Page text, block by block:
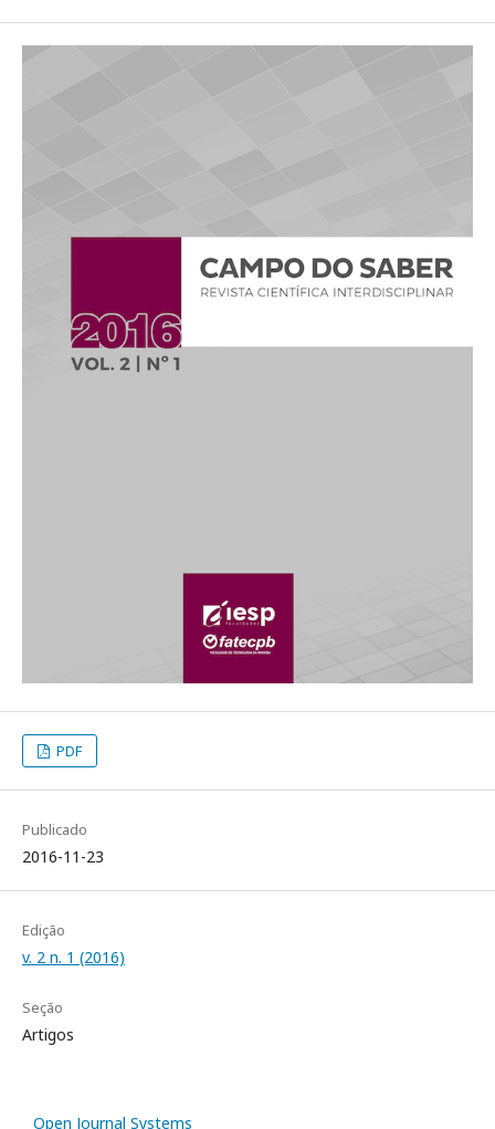
PDF
Publicado
2016-11-23
Edição
v. 2 n. 1 (2016)
Seção
Artigos
Open Journal Systems